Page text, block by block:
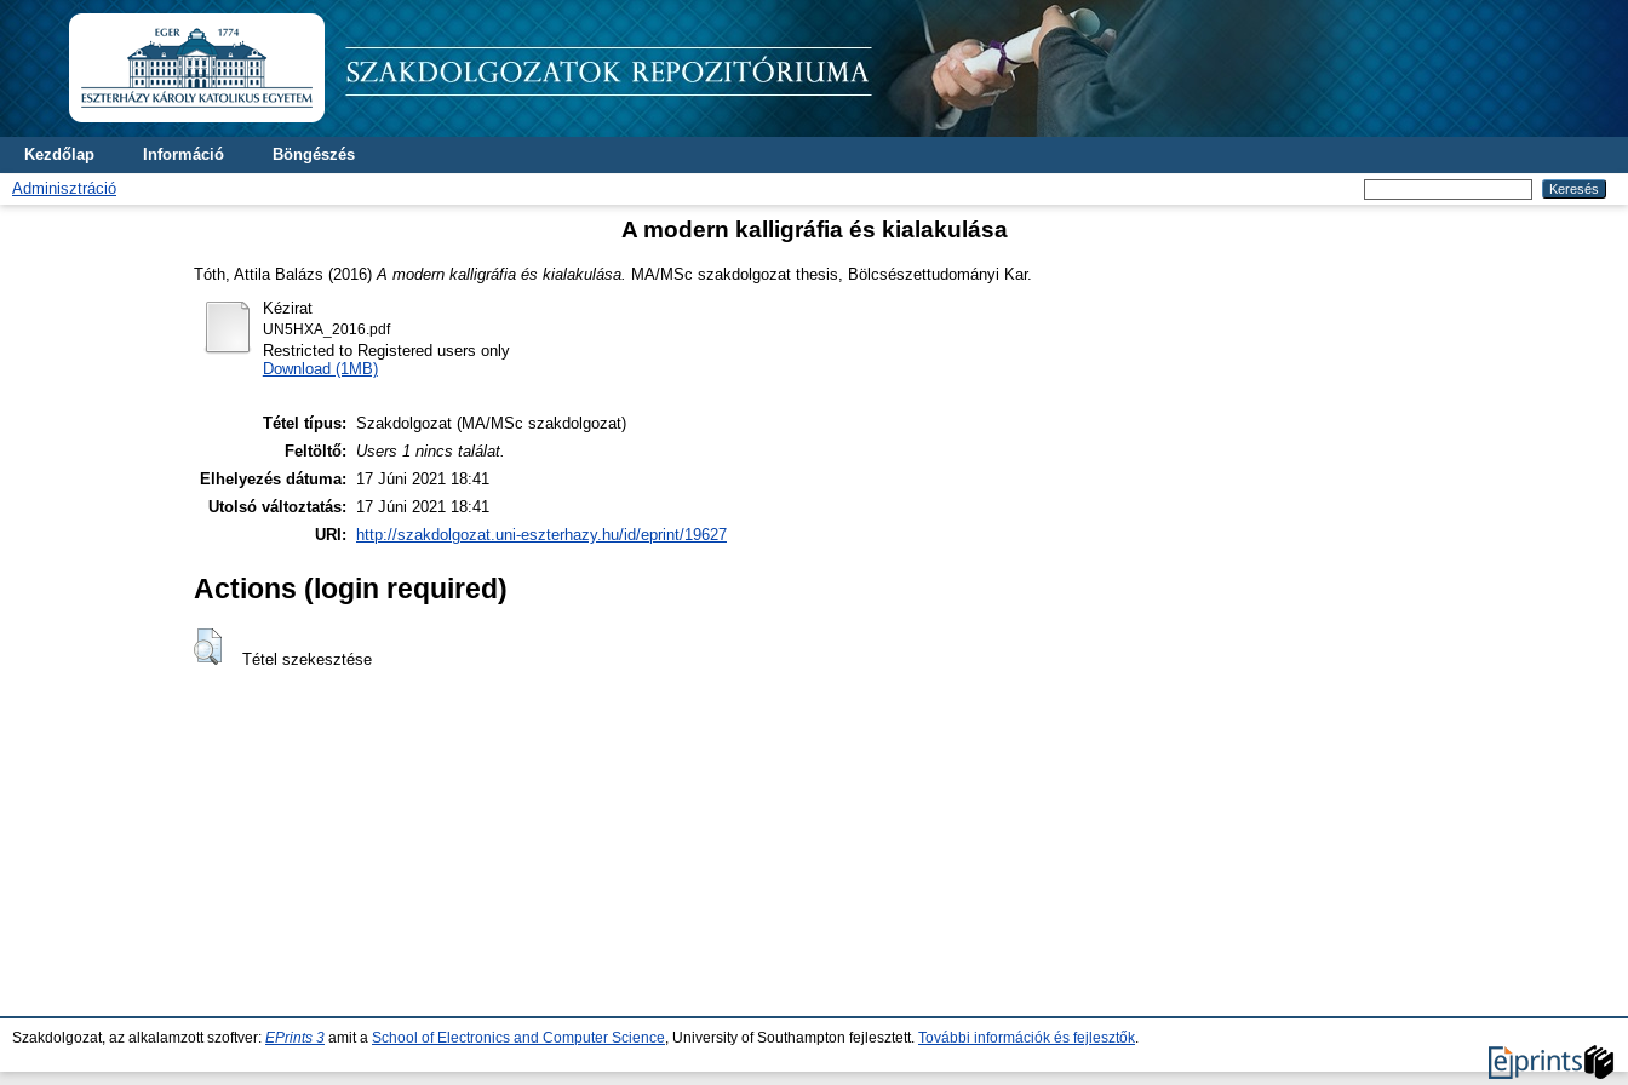
Kezdőlap Információ
Böngészés
Adminisztráció
A modern kalligráfia és kialakulása
Tóth, Attila Balázs (2016) A modern kalligráfia és kialakulása.
MA/MSc szakdolgozat thesis, Bölcsészettudományi Kar.
Kézirat
UN5HXA_2016.pdf
Restricted to Registered users only
Download (1MB)
Tétel típus: Szakdolgozat (MA/MSc szakdolgozat)
Feltöltő:
Users 1 nincs találat.
Elhelyezés dátuma:
17 Júni 2021 18:41
Utolsó változtatás:
17 Júni 2021 18:41
URI:
http://szakdolgozat.uni-eszterhazy.hu/id/eprint/19627
Actions (login required)
Tétel szekesztése
Szakdolgozat, az alkalamzott szoftver: EPrints 3 amit a School of Electronics and Computer Science , University of Southampton fejlesztett. További információk és fejlesztők